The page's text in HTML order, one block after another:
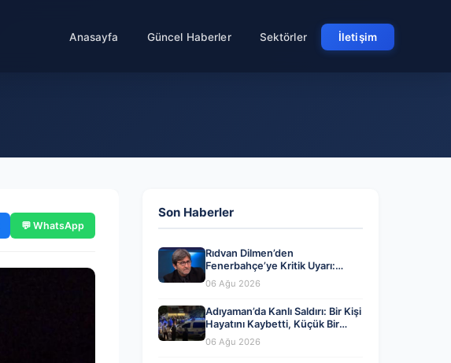
Anasayfa Güncel Haberler Sektörler İletişim
💬 WhatsApp
Son Haberler
Rıdvan Dilmen’den
Fenerbahçe’ye Kritik Uyarı:
Dikkatli Olmalısınız!
06 Ağu 2026
Adıyaman’da Kanlı Saldırı: Bir Kişi
Hayatını Kaybetti, Küçük Bir
Çocuk Yaralandı
06 Ağu 2026